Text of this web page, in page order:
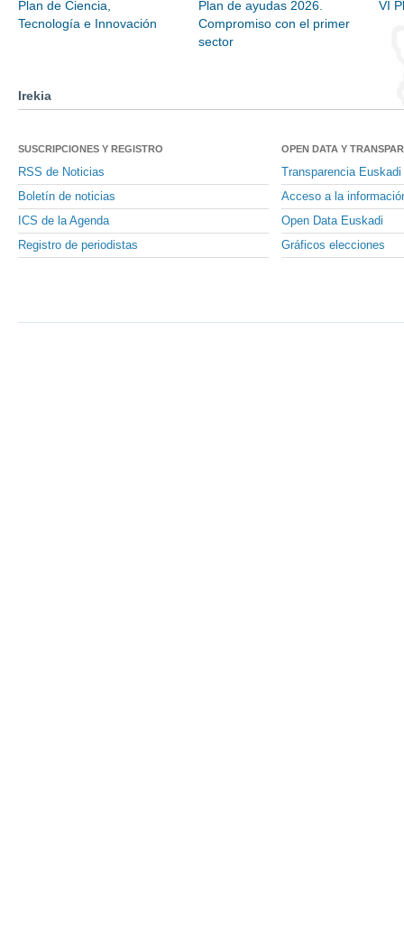
Plan de Ciencia,
Tecnología e Innovación
Plan de ayudas 2026.
Compromiso con el primer
sector
VI
Irekia
SUSCRIPCIONES Y REGISTRO
RSS de Noticias
Boletín de noticias
ICS de la Agenda
Registro de periodistas
OPEN DATA Y
Transparencia Euskadi
Acceso a la
Open Data Euskadi
Gráficos elecciones